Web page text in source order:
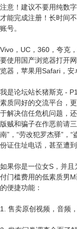
注意！建议不要用纯数
才能完成注册！长时间
账号。
Vivo，UC，360，夸克
要使用国产浏览器打开
览器，苹果用Safari，安
我是论坛站长猪斯克 -
素质同好的交流平台，
于解决信任危机问题，
版贼和骗子在作恶前请
南”，“劳改犯罗杰驿”，
份证住址电话，甚至遭到
如果你是一位女S，并
付门槛费用的低素质男
的便捷功能：
1. 售卖原创视频，音频